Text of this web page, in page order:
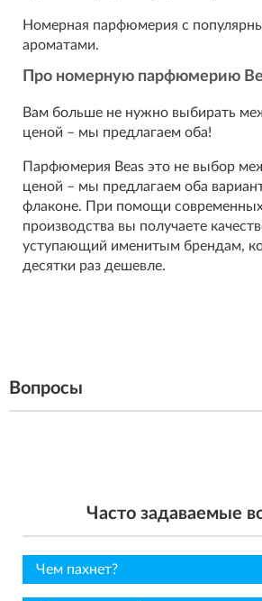
Номерная парфюмерия с
ароматами.
Про номерную парфюмерию
Вам больше не нужно выбирать
ценой – мы предлагаем оба!
Парфюмерия Beas это не выбор
ценой – мы предлагаем оба
флаконе. При помощи современных
производства вы получаете
уступающий именитым брендам,
десятки раз дешевле.
Вопросы
Часто задаваемые
Чем пахнет?